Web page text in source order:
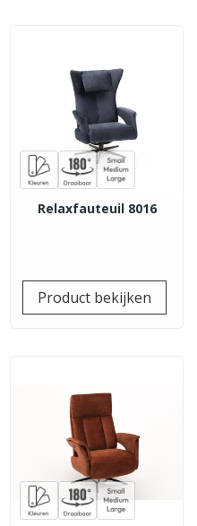
Relaxfauteuil 8016
Product bekijken